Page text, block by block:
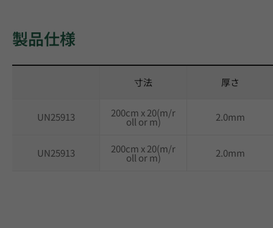
製品仕様
寸法 厚さ
UN25913 200cm x 20(m/r
oll or m) 2.0mm
UN25913 200cm x 20(m/r
oll or m) 2.0mm